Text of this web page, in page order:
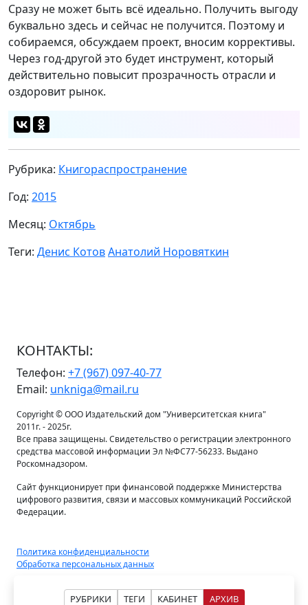
РУБРИКИ ТЕГИ КАБИНЕТ АРХИВ
Сразу не может быть всё идеально. Получить выгоду
буквально здесь и сейчас не получится. Поэтому и
собираемся, обсуждаем проект, вносим коррективы.
Через год-другой это будет инструмент, который
действительно повысит прозрачность отрасли и
оздоровит рынок.
Рубрика: Книгораспространение
Год: 2015
Месяц: Октябрь
Теги: Денис КотовАнатолий Норовяткин
КОНТАКТЫ:
Телефон: +7 (967) 097-40-77
Email: unkniga@mail.ru
Copyright © ООО Издательский дом "Университетская книга"
2011г. - 2025г.
Все права защищены. Свидетельство о регистрации электронного
средства массовой информации Эл №ФС77-56233. Выдано
Роскомнадзором.
Сайт функционирует при финансовой поддержке Министерства
цифрового развития, связи и массовых коммуникаций Российской
Федерации.
Политика конфиденциальности
Обработка персональных данных